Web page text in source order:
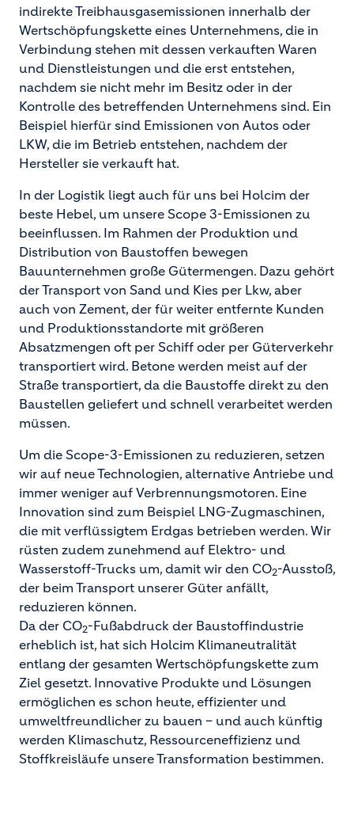
indirekte Treibhausgasemissionen innerhalb der
Wertschöpfungskette eines Unternehmens, die in
Verbindung stehen mit dessen verkauften Waren
und Dienstleistungen und die erst entstehen,
nachdem sie nicht mehr im Besitz oder in der
Kontrolle des betreffenden Unternehmens sind. Ein
Beispiel hierfür sind Emissionen von Autos oder
LKW, die im Betrieb entstehen, nachdem der
Hersteller sie verkauft hat.
In der Logistik liegt auch für uns bei Holcim der
beste Hebel, um unsere Scope 3-Emissionen zu
beeinflussen. Im Rahmen der Produktion und
Distribution von Baustoffen bewegen
Bauunternehmen große Gütermengen. Dazu gehört
der Transport von Sand und Kies per Lkw, aber
auch von Zement, der für weiter entfernte Kunden
und Produktionsstandorte mit größeren
Absatzmengen oft per Schiff oder per Güterverkehr
transportiert wird. Betone werden meist auf der
Straße transportiert, da die Baustoffe direkt zu den
Baustellen geliefert und schnell verarbeitet werden
müssen.
Um die Scope-3-Emissionen zu reduzieren, setzen
wir auf neue Technologien, alternative Antriebe und
immer weniger auf Verbrennungsmotoren. Eine
Innovation sind zum Beispiel LNG-Zugmaschinen,
die mit verflüssigtem Erdgas betrieben werden. Wir
rüsten zudem zunehmend auf Elektro- und
Wasserstoff-Trucks um, damit wir den CO2-Ausstoß,
der beim Transport unserer Güter anfällt,
reduzieren können.
Da der CO2-Fußabdruck der Baustoffindustrie
erheblich ist, hat sich Holcim Klimaneutralität
entlang der gesamten Wertschöpfungskette zum
Ziel gesetzt. Innovative Produkte und Lösungen
ermöglichen es schon heute, effizienter und
umweltfreundlicher zu bauen – und auch künftig
werden Klimaschutz, Ressourceneffizienz und
Stoffkreisläufe unsere Transformation bestimmen.